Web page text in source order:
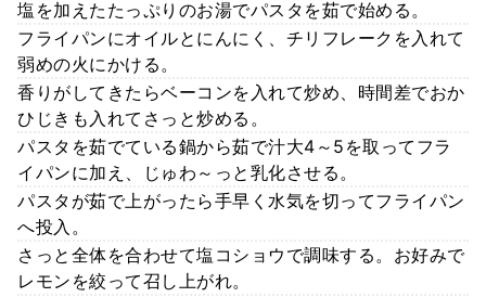
塩を加えたたっぷりのお湯でパスタを茹で始める。
フライパンにオイルとにんにく、チリフレークを入れて
弱めの火にかける。
香りがしてきたらベーコンを入れて炒め、時間差でおか
ひじきも入れてさっと炒める。
パスタを茹でている鍋から茹で汁大4～5を取ってフラ
イパンに加え、じゅわ～っと乳化させる。
パスタが茹で上がったら手早く水気を切ってフライパン
へ投入。
さっと全体を合わせて塩コショウで調味する。お好みで
レモンを絞って召し上がれ。